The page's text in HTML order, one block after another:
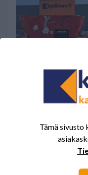
Peecon 22 m3 Twin
widebody
Tämä sivusto